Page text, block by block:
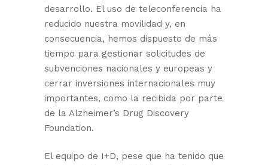
desarrollo. El uso de teleconferencia ha
reducido nuestra movilidad y, en
consecuencia, hemos dispuesto de más
tiempo para gestionar solicitudes de
subvenciones nacionales y europeas y
cerrar inversiones internacionales muy
importantes, como la recibida por parte
de la Alzheimer’s Drug Discovery
Foundation.
El equipo de I+D, pese que ha tenido que